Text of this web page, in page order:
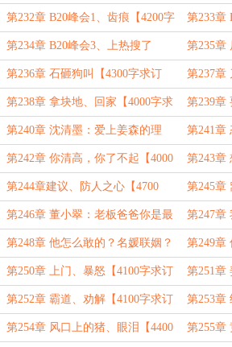
字求订阅】 洁【4000
第232章 B20峰会1、齿痕【4200字
求订阅】
第233章
不吃醋吗
第234章 B20峰会3、上热搜了
【4000字求订阅】
第235章
订阅】
第236章 石砸狗叫【4300字求订
阅】
第237章
【二合一
第238章 拿块地、回家【4000字求
订阅】
第239章
掌印【
第240章 沈清墨：爱上姜森的理
由？【4200字求订阅】
第241章
【4500
第242章 你清高，你了不起【4000
字不好意思求订阅】
第243章
【祝大家
第244章建议、防人之心【4700
字】
第245章
【5200字
第246章 董小翠：老板爸爸你是最
帅的【4100字求订阅】
第247章
【4300
第248章 他怎么敢的？名媛联姻？
【4100字求订阅】
第249章
【4100
第250章 上门、暴怒【4100字求订
阅】
第251章
我们啊？
第252章 霸道、劝解【4100字求订
阅】
第253章
订阅】
第254章 风口上的猪、眼泪【4400 第255章